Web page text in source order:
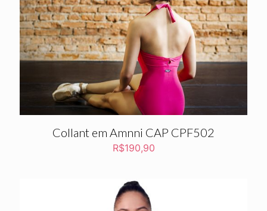
Collant em Amnni CAP CPF502
R$190,90